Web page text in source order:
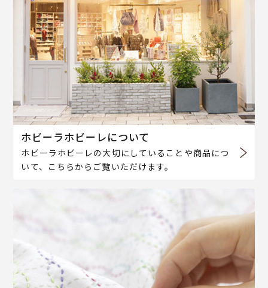
ホビーラホビーレについて
ホビーラホビーレの大切にしていることや商品につ
いて、こちらからご覧いただけます。